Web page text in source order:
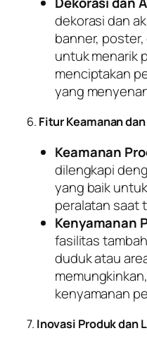
dekorasi dan
banner,
untuk menarik
menciptakan
yang
6. Fitur Keamanan
Keamanan
dilengkapi
yang baik
peralatan saat
Kenyamanan
fasilitas
duduk atau
kenyamanan
7. Inovasi Produk dan